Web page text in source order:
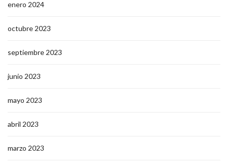
enero 2024
octubre 2023
septiembre 2023
junio 2023
mayo 2023
abril 2023
marzo 2023